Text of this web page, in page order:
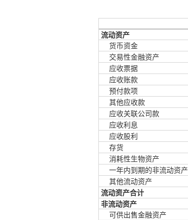
流动资产
货币资金
交易性金融资产
应收票据
应收账款
预付款项
其他应收款
应收关联公司款
应收利息
应收股利
存货
消耗性生物资产
一年内到期的非流动资产
其他流动资产
流动资产合计
非流动资产
可供出售金融资产